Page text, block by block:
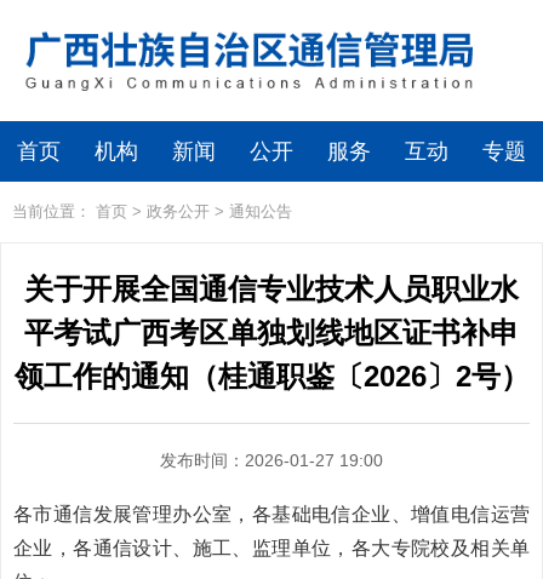
首页 机构 新闻 公开 服务 互动 专题
当前位置： 首页 > 政务公开 > 通知公告
关于开展全国通信专业技术人员职业水
平考试广西考区单独划线地区证书补申
领工作的通知（桂通职鉴〔2026〕2号）
发布时间：2026-01-27 19:00
各市通信发展管理办公室，各基础电信企业、增值电信运营
企业，各通信设计、施工、监理单位，各大专院校及相关单